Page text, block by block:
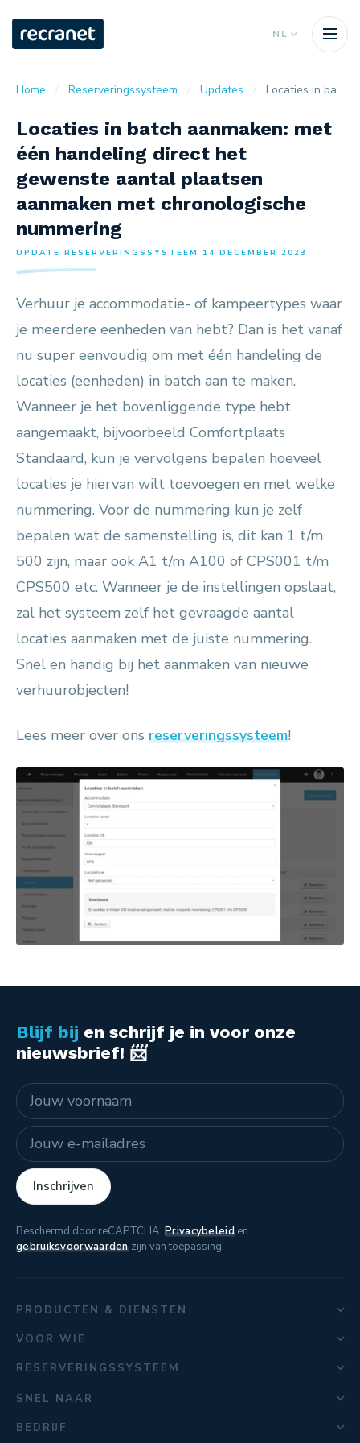
NL
Home Reserveringssysteem Updates Locaties in batch aanmaken: met één handeling direct het gewenste aantal plaatsen aanmaken met chronologische nummering
Locaties in batch aanmaken: met
één handeling direct het
gewenste aantal plaatsen
aanmaken met chronologische
nummering
UPDATE RESERVERINGSSYSTEEM 14 DECEMBER 2023
Verhuur je accommodatie- of kampeertypes waar
je meerdere eenheden van hebt? Dan is het vanaf
nu super eenvoudig om met één handeling de
locaties (eenheden) in batch aan te maken.
Wanneer je het bovenliggende type hebt
aangemaakt, bijvoorbeeld Comfortplaats
Standaard, kun je vervolgens bepalen hoeveel
locaties je hiervan wilt toevoegen en met welke
nummering. Voor de nummering kun je zelf
bepalen wat de samenstelling is, dit kan 1 t/m
500 zijn, maar ook A1 t/m A100 of CPS001 t/m
CPS500 etc. Wanneer je de instellingen opslaat,
zal het systeem zelf het gevraagde aantal
locaties aanmaken met de juiste nummering.
Snel en handig bij het aanmaken van nieuwe
verhuurobjecten!
Lees meer over ons reserveringssysteem!
Blijf bij en schrijf je in voor onze
nieuwsbrief! 📨
Naam
E-mailadres
Inschrijven
Beschermd door reCAPTCHA. Privacybeleiden
gebruiksvoorwaardenzijn van toepassing.
PRODUCTEN & DIENSTEN
VOOR WIE
RESERVERINGSSYSTEEM
SNEL NAAR
BEDRIJF